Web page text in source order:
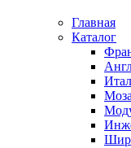
Главная
Каталог